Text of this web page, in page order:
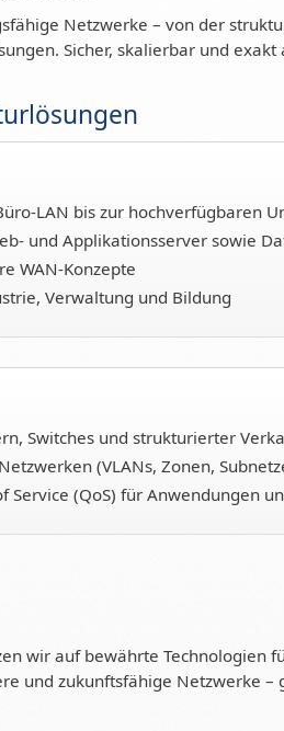
Netzwerke – von der
Sicher, skalierbar und
LAN bis zur hochverfügbaren
und Applikationsserver sowie
WAN-Konzepte
Verwaltung und Bildung
Switches und strukturierter
(VLANs, Zonen,
(QoS) für Anwendungen
wir auf bewährte Technologien
und zukunftsfähige Netzwerke